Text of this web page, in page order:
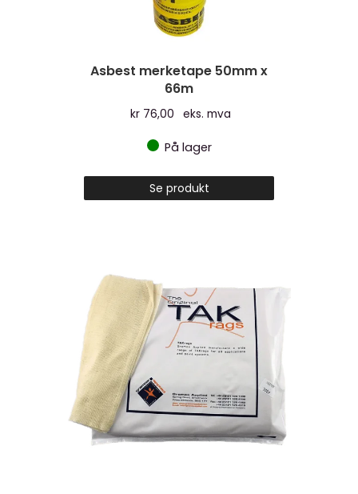
Asbest merketape 50mm x
66m
kr 76,00 eks. mva
På lager
Se produkt